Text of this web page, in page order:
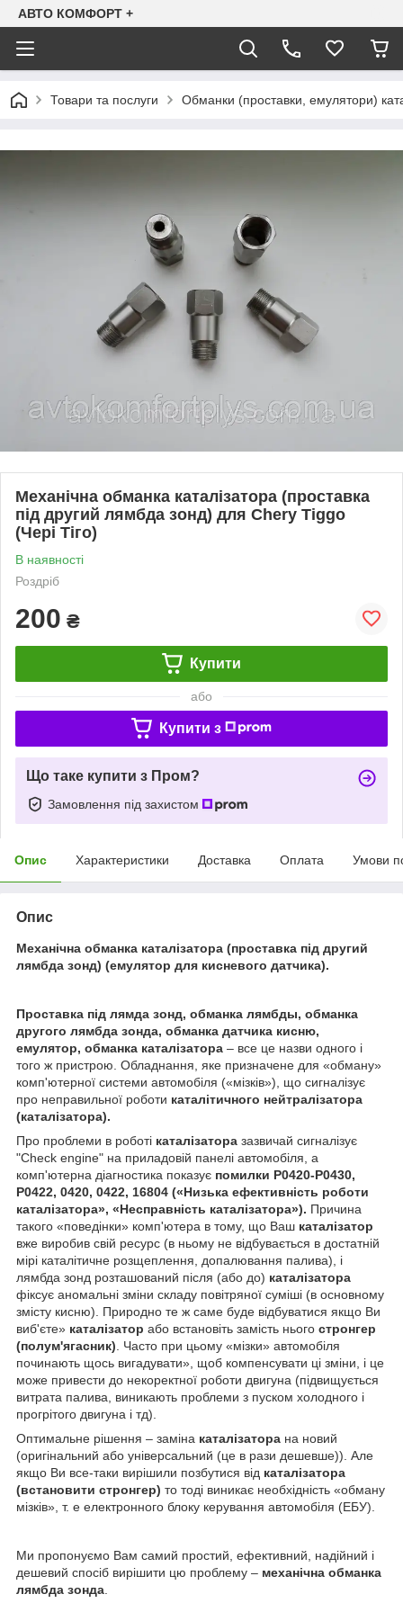
АВТО КОМФОРТ +
Товари та послуги Обманки (проставки, емулятори)
Механічна обманка каталізатора (проставка
під другий лямбда зонд) для Chery Tiggo
(Чері Тіго)
В наявності
Роздріб
200 ₴
Купити
або
Купити з
Що таке купити з Пром?
Замовлення під захистом
Опис Характеристики Доставка Оплата Умови
Опис
Механічна обманка каталізатора (проставка під другий
лямбда зонд) (емулятор для кисневого датчика).
Проставка під лямда зонд, обманка лямбды, обманка
другого лямбда зонда, обманка датчика кисню,
емулятор, обманка каталізатора – все це назви одного і
того ж пристрою. Обладнання, яке призначене для «обману»
комп'ютерної системи автомобіля («мізків»), що сигналізує
про неправильної роботи каталітичного нейтралізатора
(каталізатора).
Про проблеми в роботі каталізатора зазвичай сигналізує
"Check engine" на приладовій панелі автомобіля, а
комп'ютерна діагностика показує помилки P0420-P0430,
P0422, 0420, 0422, 16804 («Низька ефективність роботи
каталізатора», «Несправність каталізатора»). Причина
такого «поведінки» комп'ютера в тому, що Ваш каталізатор
вже виробив свій ресурс (в ньому не відбувається в достатній
мірі каталітичне розщеплення, допалювання палива), і
лямбда зонд розташований після (або до) каталізатора
фіксує аномальні зміни складу повітряної суміші (в основному
змісту кисню). Природно те ж саме буде відбуватися якщо Ви
виб'єте» каталізатор або встановіть замість нього стронгер
(полум'ягасник) . Часто при цьому «мізки» автомобіля
починають щось вигадувати», щоб компенсувати ці зміни, і це
може привести до некоректної роботи двигуна (підвищується
витрата палива, виникають проблеми з пуском холодного і
прогрітого двигуна і тд).
Оптимальне рішення – заміна каталізатора на новий
(оригінальний або універсальний (це в рази дешевше)). Але
якщо Ви все-таки вирішили позбутися від каталізатора
(встановити стронгер) то тоді виникає необхідність «обману
мізків», т. е електронного блоку керування автомобіля (ЕБУ).
Ми пропонуємо Вам самий простий, ефективний, надійний і
дешевий спосіб вирішити цю проблему – механічна обманка
лямбда зонда